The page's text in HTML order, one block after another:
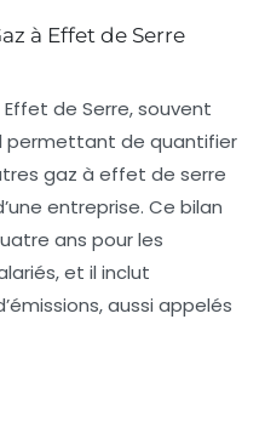
à Effet de Serre
Effet de Serre, souvent
permettant de quantifier
gaz à effet de serre
entreprise. Ce bilan
ans pour les
et il inclut
aussi appelés